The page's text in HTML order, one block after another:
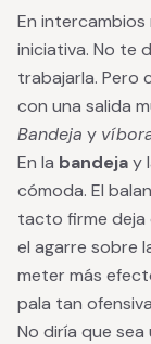
En
iniciativa. No te
trabajarla. Pero
con una salida
Bandeja y
En la bandejay
cómoda. El
tacto firme deja
el agarre sobre
meter más
pala tan
No diría que